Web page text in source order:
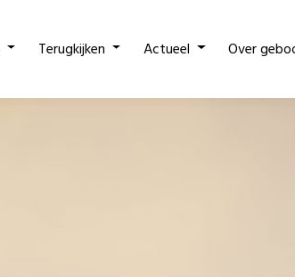
Terugkijken Actueel Over